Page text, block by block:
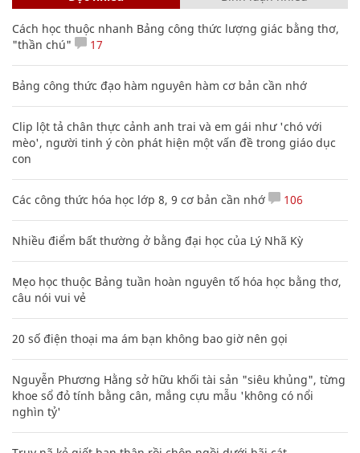
Cách học thuộc nhanh Bảng công thức lượng giác bằng thơ,
"thần chú"
17
Bảng công thức đạo hàm nguyên hàm cơ bản cần nhớ
Clip lột tả chân thực cảnh anh trai và em gái như 'chó với
mèo', người tinh ý còn phát hiện một vấn đề trong giáo dục
con
Các công thức hóa học lớp 8, 9 cơ bản cần nhớ 106
Nhiều điểm bất thường ở bằng đại học của Lý Nhã Kỳ
Mẹo học thuộc Bảng tuần hoàn nguyên tố hóa học bằng thơ,
câu nói vui vẻ
20 số điện thoại ma ám bạn không bao giờ nên gọi
Nguyễn Phương Hằng sở hữu khối tài sản "siêu khủng", từng
khoe sổ đỏ tính bằng cân, mắng cựu mẫu 'không có nổi
nghìn tỷ'